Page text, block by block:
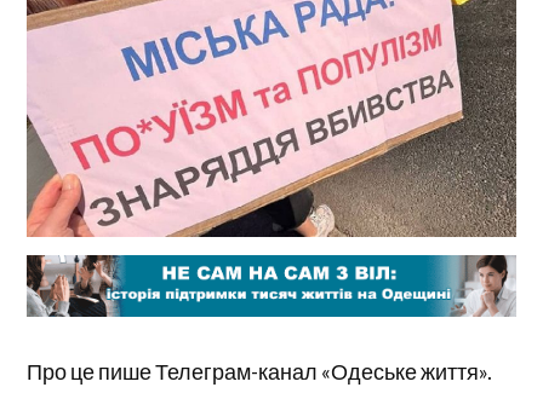
Про це пише Телеграм-канал «Одеське життя».